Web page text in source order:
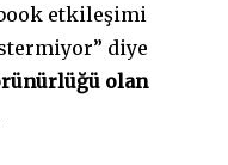
etkileşimi
diye
olan